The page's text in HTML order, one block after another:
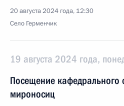
20 августа 2024 года, 12:30
Село Герменчик
19 августа 2024 года,
Посещение кафедрального
мироносиц